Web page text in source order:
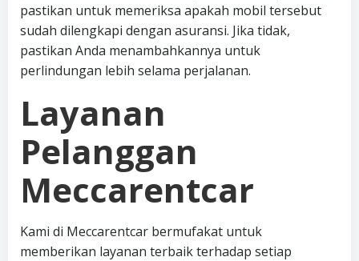
pastikan untuk memeriksa apakah mobil tersebut
sudah dilengkapi dengan asuransi. Jika tidak,
pastikan Anda menambahkannya untuk
perlindungan lebih selama perjalanan.
Layanan
Pelanggan
Meccarentcar
Kami di Meccarentcar bermufakat untuk
memberikan layanan terbaik terhadap setiap